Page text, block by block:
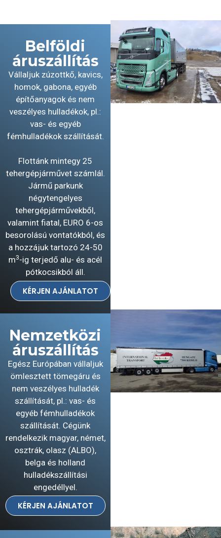
Belföldi
áruszállítás
Vállaljuk zúzottkő, kavics,
homok, gabona, egyéb
építőanyagok és nem
veszélyes hulladékok, pl.:
vas- és egyéb
fémhulladékok szállítását.
Flottánk mintegy 25
tehergépjárművet számlál.
Jármű parkunk
négytengelyes
tehergépjárművekből,
valamint fiatal, EURO 6-os
besorolású vontatókból, és
a hozzájuk tartozó 24-50
m3-ig terjedő alu- és acél
pótkocsikból áll.
KÉRJEN AJÁNLATOT
Nemzetközi
áruszállítás
Egész Európában vállaljuk
ömlesztett tömegáru és
nem veszélyes hulladék
szállítását, pl.: vas- és
egyéb fémhulladékok
szállítását. Cégünk
rendelkezik magyar, német,
osztrák, olasz (ALBO),
belga és holland
hulladékszállítási
engedéllyel.
KÉRJEN AJÁNLATOT